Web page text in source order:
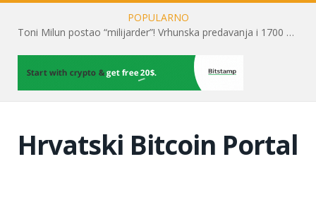
POPULARNO
Toni Milun postao “milijarder”! Vrhunska predavanja i 1700 posjetitelja obilježili su mjesec financijske pismenosti
Hrvatski Bitcoin Portal